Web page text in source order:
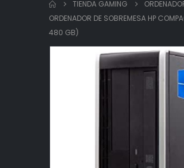
TIENDA GAMING
ORDENADOR DE SOBREMESA HP
480 GB)